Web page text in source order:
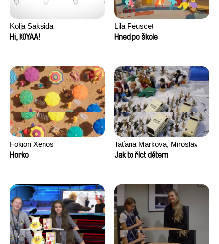
Kolja Saksida
Hi, KOYAA!
Lila Peuscet
Hned po škole
Fokion Xenos
Horko
Taťána Marková, Miroslav
Trejtnar
Jak to říct dětem